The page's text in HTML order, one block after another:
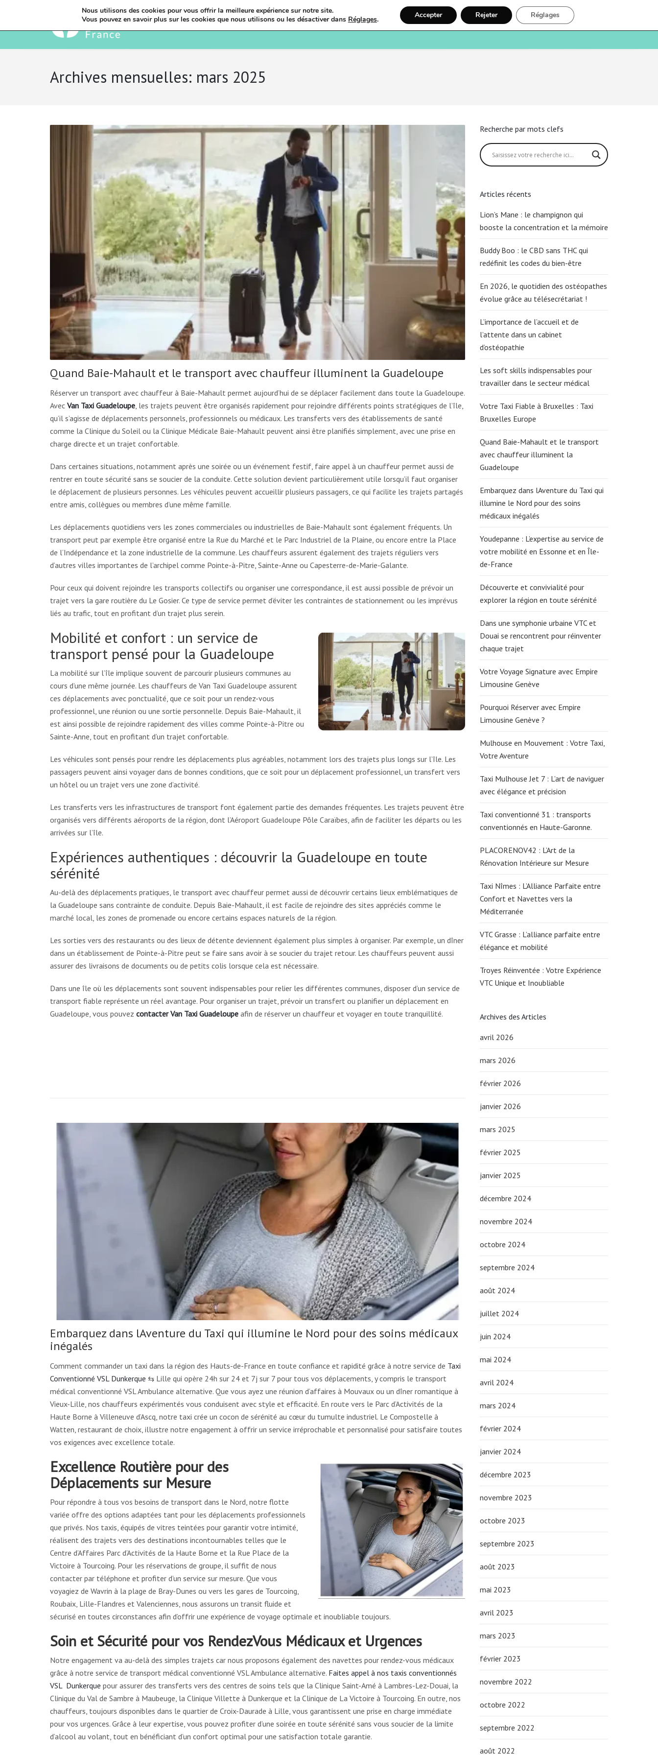
Bienvenue Ostéopathie Santé Recherche Inscription
Archives mensuelles: mars 2025
Quand Baie-Mahault et le transport avec chauffeur illuminent la Guadeloupe
Réserver un transport avec chauffeur à Baie-Mahault permet aujourd’hui de se déplacer facilement dans toute la Guadeloupe.
Avec Van Taxi Guadeloupe , les trajets peuvent être organisés rapidement pour rejoindre différents points stratégiques de l’île,
qu’il s’agisse de déplacements personnels, professionnels ou médicaux. Les transferts vers des établissements de santé
comme la Clinique du Soleil ou la Clinique Médicale Baie-Mahault peuvent ainsi être planifiés simplement, avec une prise en
charge directe et un trajet confortable.
Dans certaines situations, notamment après une soirée ou un événement festif, faire appel à un chauffeur permet aussi de
rentrer en toute sécurité sans se soucier de la conduite. Cette solution devient particulièrement utile lorsqu’il faut organiser
le déplacement de plusieurs personnes. Les véhicules peuvent accueillir plusieurs passagers, ce qui facilite les trajets partagés
entre amis, collègues ou membres d’une même famille.
Les déplacements quotidiens vers les zones commerciales ou industrielles de Baie-Mahault sont également fréquents. Un
transport peut par exemple être organisé entre la Rue du Marché et le Parc Industriel de la Plaine, ou encore entre la Place
de l’Indépendance et la zone industrielle de la commune. Les chauffeurs assurent également des trajets réguliers vers
d’autres villes importantes de l’archipel comme Pointe-à-Pitre, Sainte-Anne ou Capesterre-de-Marie-Galante.
Pour ceux qui doivent rejoindre les transports collectifs ou organiser une correspondance, il est aussi possible de prévoir un
trajet vers la gare routière du Le Gosier. Ce type de service permet d’éviter les contraintes de stationnement ou les imprévus
liés au trafic, tout en profitant d’un trajet plus serein.
Mobilité et confort : un service de
transport pensé pour la Guadeloupe
La mobilité sur l’île implique souvent de parcourir plusieurs communes au
cours d’une même journée. Les chauffeurs de Van Taxi Guadeloupe assurent
ces déplacements avec ponctualité, que ce soit pour un rendez-vous
professionnel, une réunion ou une sortie personnelle. Depuis Baie-Mahault, il
est ainsi possible de rejoindre rapidement des villes comme Pointe-à-Pitre ou
Sainte-Anne, tout en profitant d’un trajet confortable.
Les véhicules sont pensés pour rendre les déplacements plus agréables, notamment lors des trajets plus longs sur l’île. Les
passagers peuvent ainsi voyager dans de bonnes conditions, que ce soit pour un déplacement professionnel, un transfert vers
un hôtel ou un trajet vers une zone d’activité.
Les transferts vers les infrastructures de transport font également partie des demandes fréquentes. Les trajets peuvent être
organisés vers différents aéroports de la région, dont l’Aéroport Guadeloupe Pôle Caraïbes, afin de faciliter les départs ou les
arrivées sur l’île.
Expériences authentiques : découvrir la Guadeloupe en toute
sérénité
Au-delà des déplacements pratiques, le transport avec chauffeur permet aussi de découvrir certains lieux emblématiques de
la Guadeloupe sans contrainte de conduite. Depuis Baie-Mahault, il est facile de rejoindre des sites appréciés comme le
marché local, les zones de promenade ou encore certains espaces naturels de la région.
Les sorties vers des restaurants ou des lieux de détente deviennent également plus simples à organiser. Par exemple, un dîner
dans un établissement de Pointe-à-Pitre peut se faire sans avoir à se soucier du trajet retour. Les chauffeurs peuvent aussi
assurer des livraisons de documents ou de petits colis lorsque cela est nécessaire.
Dans une île où les déplacements sont souvent indispensables pour relier les différentes communes, disposer d’un service de
transport fiable représente un réel avantage. Pour organiser un trajet, prévoir un transfert ou planifier un déplacement en
Guadeloupe, vous pouvez contacter Van Taxi Guadeloupe afin de réserver un chauffeur et voyager en toute tranquillité.
Embarquez dans lAventure du Taxi qui illumine le Nord pour des soins médicaux
inégalés
Comment commander un taxi dans la région des Hauts-de-France en toute confiance et rapidité grâce à notre service de Taxi
Conventionné VSL Dunkerque ⇆ Lille qui opère 24h sur 24 et 7j sur 7 pour tous vos déplacements, y compris le transport
médical conventionné VSL Ambulance alternative. Que vous ayez une réunion d’affaires à Mouvaux ou un dîner romantique à
Vieux-Lille, nos chauffeurs expérimentés vous conduisent avec style et efficacité. En route vers le Parc d’Activités de la
Haute Borne à Villeneuve d’Ascq, notre taxi crée un cocon de sérénité au cœur du tumulte industriel. Le Compostelle à
Watten, restaurant de choix, illustre notre engagement à offrir un service irréprochable et personnalisé pour satisfaire toutes
vos exigences avec excellence totale.
Excellence Routière pour des
Déplacements sur Mesure
Pour répondre à tous vos besoins de transport dans le Nord, notre flotte
variée offre des options adaptées tant pour les déplacements professionnels
que privés. Nos taxis, équipés de vitres teintées pour garantir votre intimité,
réalisent des trajets vers des destinations incontournables telles que le
Centre d’Affaires Parc d’Activités de la Haute Borne et la Rue Place de la
Victoire à Tourcoing. Pour les réservations de groupe, il suffit de nous
contacter par téléphone et profiter d’un service sur mesure. Que vous
voyagiez de Wavrin à la plage de Bray-Dunes ou vers les gares de Tourcoing,
Roubaix, Lille-Flandres et Valenciennes, nous assurons un transit fluide et
sécurisé en toutes circonstances afin d’offrir une expérience de voyage optimale et inoubliable toujours.
Soin et Sécurité pour vos RendezVous Médicaux et Urgences
Notre engagement va au-delà des simples trajets car nous proposons également des navettes pour rendez-vous médicaux
grâce à notre service de transport médical conventionné VSL Ambulance alternative. Faites appel à nos taxis conventionnés
VSL Dunkerque pour assurer des transferts vers des centres de soins tels que la Clinique Saint-Amé à Lambres-Lez-Douai, la
Clinique du Val de Sambre à Maubeuge, la Clinique Villette à Dunkerque et la Clinique de La Victoire à Tourcoing. En outre, nos
chauffeurs, toujours disponibles dans le quartier de Croix-Daurade à Lille, vous garantissent une prise en charge immédiate
pour vos urgences. Grâce à leur expertise, vous pouvez profiter d’une soirée en toute sérénité sans vous soucier de la limite
d’alcool au volant, tout en bénéficiant d’un confort optimal pour une satisfaction totale garantie.
Recherche par mots clefs
Articles récents
Lion’s Mane : le champignon qui
booste la concentration et la mémoire
Buddy Boo : le CBD sans THC qui
redéfinit les codes du bien-être
En 2026, le quotidien des ostéopathes
évolue grâce au télésecrétariat !
L’importance de l’accueil et de
l’attente dans un cabinet
d’ostéopathie
Les soft skills indispensables pour
travailler dans le secteur médical
Votre Taxi Fiable à Bruxelles : Taxi
Bruxelles Europe
Quand Baie-Mahault et le transport
avec chauffeur illuminent la
Guadeloupe
Embarquez dans lAventure du Taxi qui
illumine le Nord pour des soins
médicaux inégalés
Youdepanne : L’expertise au service de
votre mobilité en Essonne et en Île-
de-France
Découverte et convivialité pour
explorer la région en toute sérénité
Dans une symphonie urbaine VTC et
Douai se rencontrent pour réinventer
chaque trajet
Votre Voyage Signature avec Empire
Limousine Genève
Pourquoi Réserver avec Empire
Limousine Genève ?
Mulhouse en Mouvement : Votre Taxi,
Votre Aventure
Taxi Mulhouse Jet 7 : L’art de naviguer
avec élégance et précision
Taxi conventionné 31 : transports
conventionnés en Haute-Garonne.
PLACORENOV42 : L’Art de la
Rénovation Intérieure sur Mesure
Taxi Nîmes : L’Alliance Parfaite entre
Confort et Navettes vers la
Méditerranée
VTC Grasse : L’alliance parfaite entre
élégance et mobilité
Troyes Réinventée : Votre Expérience
VTC Unique et Inoubliable
Archives des Articles
avril 2026
mars 2026
février 2026
janvier 2026
mars 2025
février 2025
janvier 2025
décembre 2024
novembre 2024
octobre 2024
septembre 2024
août 2024
juillet 2024
juin 2024
mai 2024
avril 2024
mars 2024
février 2024
janvier 2024
décembre 2023
novembre 2023
octobre 2023
septembre 2023
août 2023
mai 2023
avril 2023
mars 2023
février 2023
novembre 2022
octobre 2022
septembre 2022
août 2022
Nous utilisons des cookies pour vous offrir la meilleure expérience sur notre site.
Vous pouvez en savoir plus sur les cookies que nous utilisons ou les désactiver dans Réglages. Accepter Rejeter Réglages